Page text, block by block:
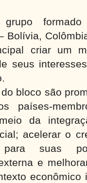
grupo
Bolívia,
criar um
seus
bloco são
países-
da
acelerar o
suas
e
econômico